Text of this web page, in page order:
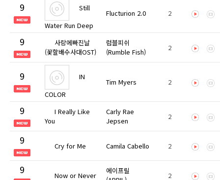
9
Still
Water Run Deep
Flucturion 2.0 2
9
사랑에빠진날
(꽃할배수사대OST)
럼블피쉬
(Rumble Fish)
2
9
IN
COLOR
Tim Myers 2
9
I Really Like
You
Carly Rae
Jepsen
2
9 Cry for Me Camila Cabello 2
9 Now or Never
에이프릴
2